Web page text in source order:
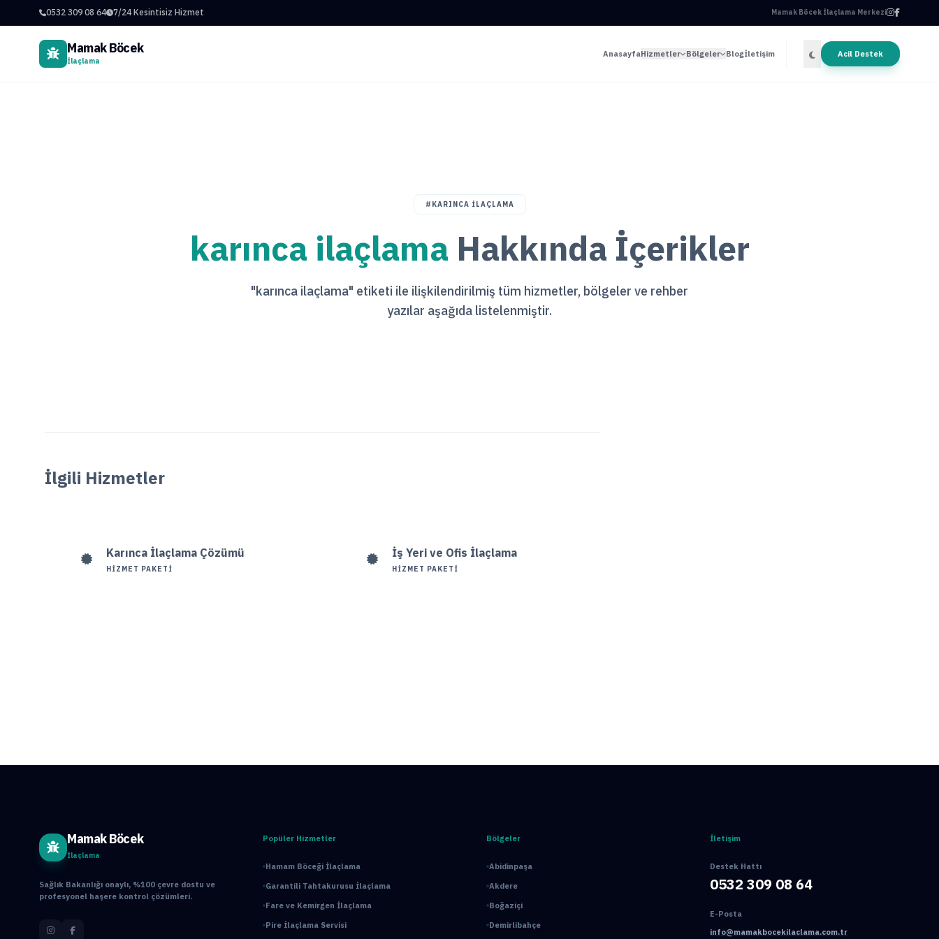
0532 309 08 64 7/24 Kesintisiz Hizmet Mamak Böcek İlaçlama Merkezi
Mamak Böcek
İlaçlama
AnasayfaHizmetler Bölgeler Blogİletişim Acil Destek
#KARINCA ILAÇLAMA
karınca ilaçlama Hakkında İçerikler
"karınca ilaçlama" etiketi ile ilişkilendirilmiş tüm hizmetler, bölgeler ve rehber
yazılar aşağıda listelenmiştir.
İlgili Hizmetler
Karınca İlaçlama Çözümü
HIZMET PAKETI
İş Yeri ve Ofis İlaçlama
HIZMET PAKETI
Mamak Böcek
İlaçlama
Sağlık Bakanlığı onaylı, %100 çevre dostu ve
profesyonel haşere kontrol çözümleri.
Popüler Hizmetler
Hamam Böceği İlaçlama
Garantili Tahtakurusu İlaçlama
Fare ve Kemirgen İlaçlama
Pire İlaçlama Servisi
Bölgeler
Abidinpaşa
Akdere
Boğaziçi
Demirlibahçe
İletişim
Destek Hattı
0532 309 08 64
E-Posta
info@mamakbocekilaclama.com.tr